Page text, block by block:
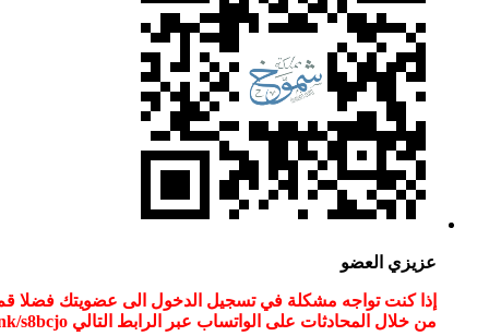
عزيزي العضو
من خلال المحادثات على الواتساب عبر الرابط التالي wa.link/s8bcjo او مسح الباركود في الصوره